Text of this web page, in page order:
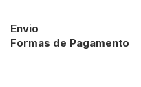
Envio
Formas de Pagamento